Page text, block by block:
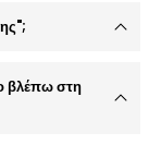
βλέπω στη